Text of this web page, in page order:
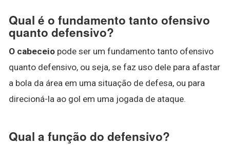
Qual é o fundamento tanto ofensivo
quanto defensivo?
O cabeceio pode ser um fundamento tanto ofensivo
quanto defensivo, ou seja, se faz uso dele para afastar
a bola da área em uma situação de defesa, ou para
direcioná-la ao gol em uma jogada de ataque.
Qual a função do defensivo?